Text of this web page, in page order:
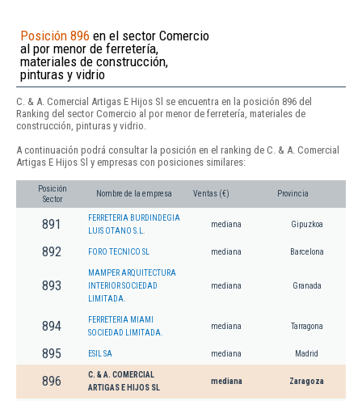
Posición 896 en el sector Comercio
al por menor de ferretería,
materiales de construcción,
pinturas y vidrio
C. & A. Comercial Artigas E Hijos Sl se encuentra en la posición 896 del
Ranking del sector Comercio al por menor de ferretería, materiales de
construcción, pinturas y vidrio.
A continuación podrá consultar la posición en el ranking de C. & A. Comercial
Artigas E Hijos Sl y empresas con posiciones similares:
Posición
Sector
Nombre de la empresa Ventas (€) Provincia
891
FERRETERIA BURDINDEGIA
LUIS OTANO S.L.
mediana Gipuzkoa
892 FORO TECNICO SL mediana Barcelona
893
MAMPER ARQUITECTURA
INTERIOR SOCIEDAD
LIMITADA.
mediana Granada
894
FERRETERIA MIAMI
SOCIEDAD LIMITADA.
mediana Tarragona
895 ESIL SA mediana Madrid
896
C. & A. COMERCIAL
ARTIGAS E HIJOS SL
mediana Zaragoza